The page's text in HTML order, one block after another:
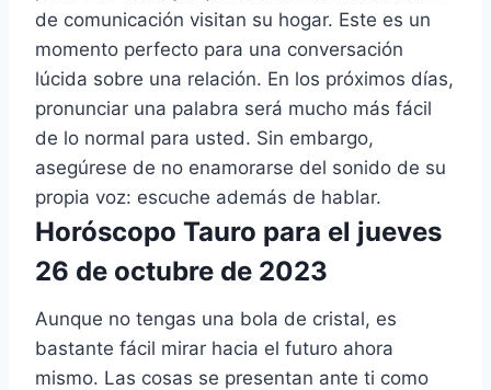
de comunicación visitan su hogar. Este es un
momento perfecto para una conversación
lúcida sobre una relación. En los próximos días,
pronunciar una palabra será mucho más fácil
de lo normal para usted. Sin embargo,
asegúrese de no enamorarse del sonido de su
propia voz: escuche además de hablar.
Horóscopo Tauro para el jueves
26 de octubre de 2023
Aunque no tengas una bola de cristal, es
bastante fácil mirar hacia el futuro ahora
mismo. Las cosas se presentan ante ti como